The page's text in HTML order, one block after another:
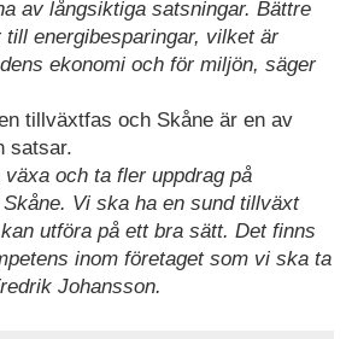
av långsiktiga satsningar. Bättre
till energibesparingar, vilket är
ekonomi och för miljön, säger
tillväxtfas och Skåne är en av
satsar.
och ta fler uppdrag på
Vi ska ha en sund tillväxt
utföra på ett bra sätt. Det finns
inom företaget som vi ska ta
Johansson.